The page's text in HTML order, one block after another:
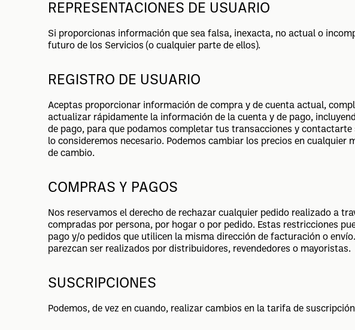
REPRESENTACIONES DE USUARIO
Si proporcionas información que sea falsa, inexacta, no actual o
futuro de los Servicios (o cualquier parte de ellos).
REGISTRO DE USUARIO
Aceptas proporcionar información de compra y de cuenta actual,
actualizar rápidamente la información de la cuenta y de pago,
de pago, para que podamos completar tus transacciones y
lo consideremos necesario. Podemos cambiar los precios en
de cambio.
COMPRAS Y PAGOS
Nos reservamos el derecho de rechazar cualquier pedido realizado a
compradas por persona, por hogar o por pedido. Estas restricciones
pago y/o pedidos que utilicen la misma dirección de facturación o
parezcan ser realizados por distribuidores, revendedores o mayoristas.
SUSCRIPCIONES
Podemos, de vez en cuando, realizar cambios en la tarifa de